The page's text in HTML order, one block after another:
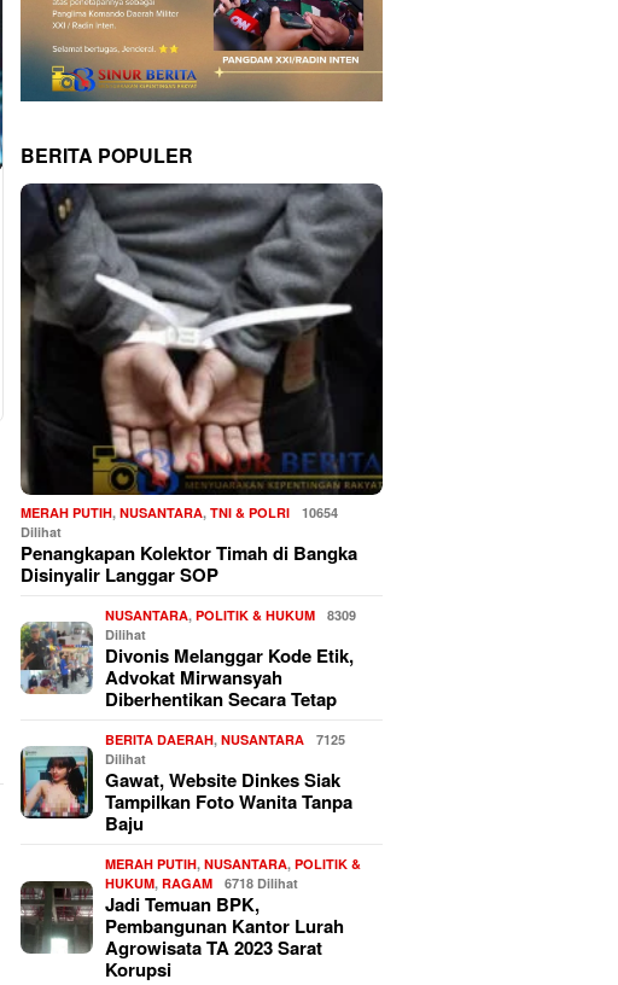
BERITA POPULER
MERAH PUTIH,NUSANTARA,TNI & POLRI
10654
Dilihat
Penangkapan Kolektor Timah di Bangka
Disinyalir Langgar SOP
NUSANTARA,POLITIK & HUKUM
8309
Dilihat
Divonis Melanggar Kode Etik,
Advokat Mirwansyah
Diberhentikan Secara Tetap
BERITA DAERAH,NUSANTARA
7125
Dilihat
Gawat, Website Dinkes Siak
Tampilkan Foto Wanita Tanpa
Baju
MERAH PUTIH,NUSANTARA,POLITIK &
HUKUM,RAGAM 6718 Dilihat
Jadi Temuan BPK,
Pembangunan Kantor Lurah
Agrowisata TA 2023 Sarat
Korupsi